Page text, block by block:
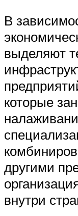
В
выделяют
которые
другими
внутри